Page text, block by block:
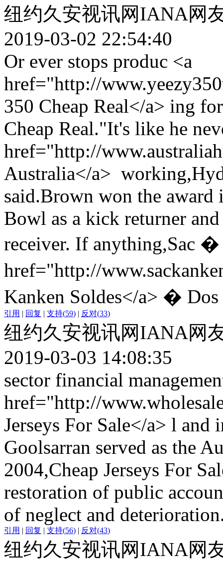
纽约久安视讯网IANA网
2019-03-02 22:54:40
Or ever stops produc <a
href="http://
350 Cheap Real</a> ing
Cheap Real."It's like he
href="http://
Australia</a>
said.Brown won the
Bowl as a kick returner
receiver. If anything,Sac �
href="http://
Kanken Soldes</a> �
引用 | 回复 | 支持(59) | 反对(33)
纽约久安视讯网IANA网
2019-03-03 14:08:35
sector financial
href="http://
Jerseys For Sale</a> l and
Goolsarran served as the
2004,Cheap Jerseys For
restoration of public
of neglect and
引用 | 回复 | 支持(56) | 反对(43)
纽约久安视讯网IANA网